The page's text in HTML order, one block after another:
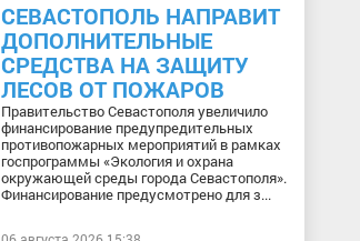
СЕВАСТОПОЛЬ НАПРАВИТ
ДОПОЛНИТЕЛЬНЫЕ
СРЕДСТВА НА ЗАЩИТУ
ЛЕСОВ ОТ ПОЖАРОВ
Правительство Севастополя увеличило
финансирование предупредительных
противопожарных мероприятий в рамках
госпрограммы «Экология и охрана
окружающей среды города Севастополя».
Финансирование предусмотрено для з...